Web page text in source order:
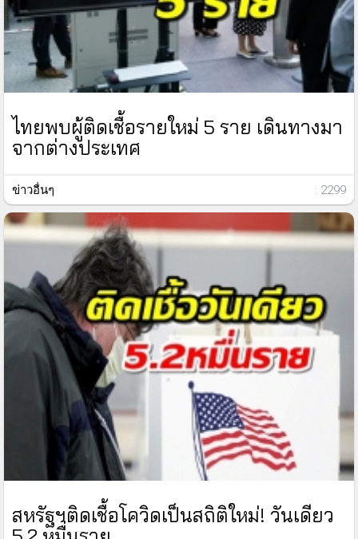
ไทยพบผู้ติดเชื้อรายใหม่ 5 ราย เดินทางมา
จากต่างประเทศ
ข่าวอื่นๆ : 2299
สหรัฐฯติดเชื้อโควิดเป็นสถิติใหม่! วันเดียว